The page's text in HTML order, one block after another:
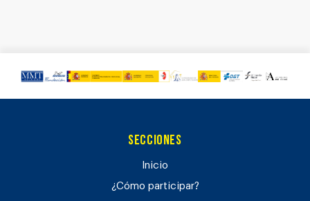
Secciones
Inicio
¿Cómo participar?